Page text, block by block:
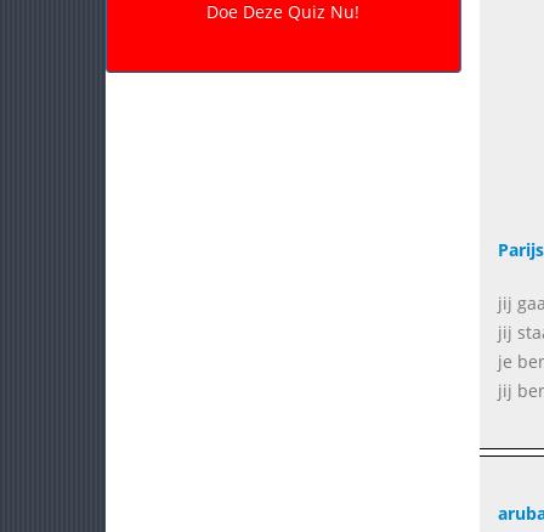
Parijs
jij
jij
je
jij